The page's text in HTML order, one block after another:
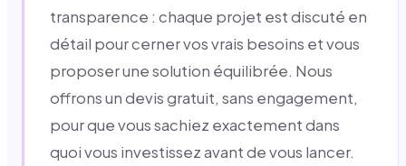
transparence : chaque projet est discuté en
détail pour cerner vos vrais besoins et vous
proposer une solution équilibrée. Nous
offrons un devis gratuit, sans engagement,
pour que vous sachiez exactement dans
quoi vous investissez avant de vous lancer.